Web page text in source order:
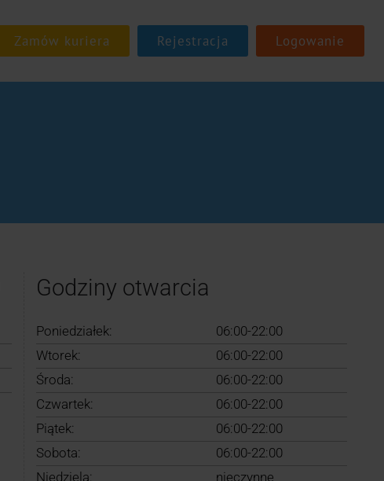
Rejestracja Logowanie
Godziny otwarcia
Poniedziałek:
06:00-22:00
Wtorek:
06:00-22:00
Środa:
06:00-22:00
Czwartek:
06:00-22:00
Piątek:
06:00-22:00
Sobota:
06:00-22:00
Niedziela:
nieczynne